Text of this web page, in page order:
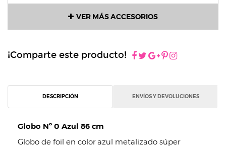
VER MÁS ACCESORIOS
¡Comparte este producto!
DESCRIPCIÓN ENVÍOS Y DEVOLUCIONES
Globo Nº 0 Azul 86 cm
Globo de foil en color azul metalizado súper